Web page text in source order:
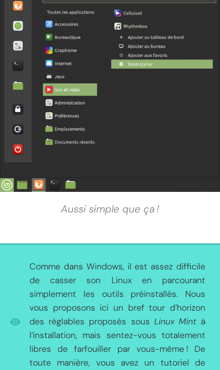
Aussi simple que ça !
Comme dans Windows, il est assez difficile
de casser son Linux en parcourant
simplement les outils préinstallés. Nous
vous proposons ici un bref tour d’horizon
des réglables proposés sous Linux Mintà
l’installation, mais sentez-vous totalement
libres de farfouiller par vous-même ! De
toute manière, vous avez un tutoriel de